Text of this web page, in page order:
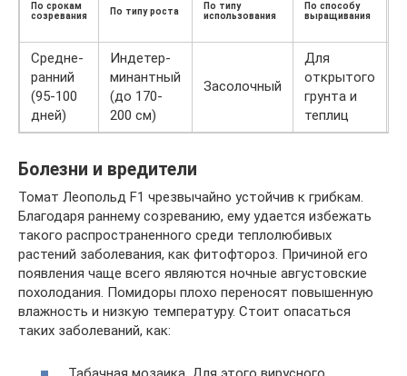
По срокам
созревания
По типу роста
По типу
использования
По способу
выращивания
Средне-
ранний
(95-100
дней)
Индетер-
минантный
(до 170-
200 см)
Засолочный
Для
открытого
грунта и
теплиц
Болезни и вредители
Томат Леопольд F1 чрезвычайно устойчив к грибкам.
Благодаря раннему созреванию, ему удается избежать
такого распространенного среди теплолюбивых
растений заболевания, как фитофтороз. Причиной его
появления чаще всего являются ночные августовские
похолодания. Помидоры плохо переносят повышенную
влажность и низкую температуру. Стоит опасаться
таких заболеваний, как: